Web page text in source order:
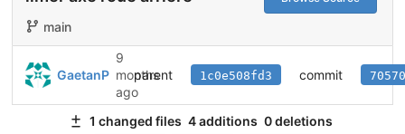
main
GaetanP
9
months
ago
parent 1c0e508fd3 commit
1 changed files 4 additions 0 deletions